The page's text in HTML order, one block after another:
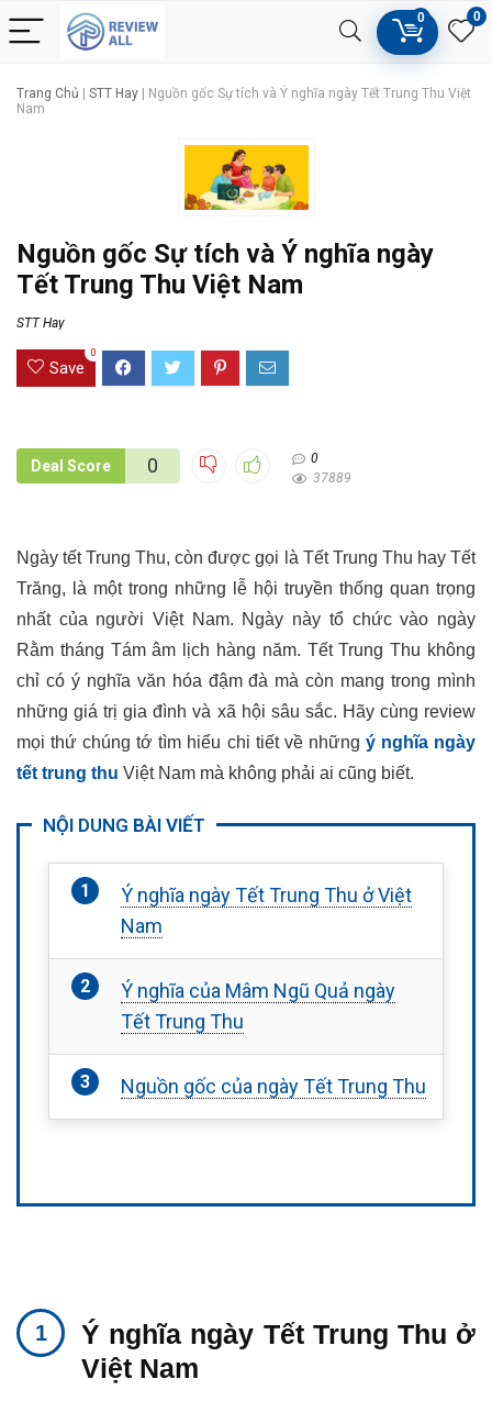
0 0
Trang Chủ STT Hay
Nguồn gốc Sự tích và Ý nghĩa ngày Tết Trung Thu Việt
Nam
Nguồn gốc Sự tích và Ý nghĩa ngày
Tết Trung Thu Việt Nam
STT Hay
Save
0
Deal Score 0
0
37889
Ngày tết Trung Thu, còn được gọi là Tết Trung Thu hay Tết
Trăng, là một trong những lễ hội truyền thống quan trọng
nhất của người Việt Nam. Ngày này tổ chức vào ngày
Rằm tháng Tám âm lịch hàng năm. Tết Trung Thu không
chỉ có ý nghĩa văn hóa đậm đà mà còn mang trong mình
những giá trị gia đình và xã hội sâu sắc. Hãy cùng review
mọi thứ chúng tớ tìm hiểu chi tiết về những ý nghĩa ngày
tết trung thu Việt Nam mà không phải ai cũng biết.
NỘI DUNG BÀI VIẾT
Ý nghĩa ngày Tết Trung Thu ở Việt
Nam
Ý nghĩa của Mâm Ngũ Quả ngày
Tết Trung Thu
Nguồn gốc của ngày Tết Trung Thu
Ý nghĩa ngày Tết Trung Thu ở
Việt Nam